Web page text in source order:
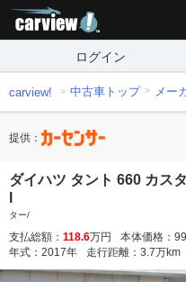
ログイン
carview! 中古車トップ メー
提供：
ダイハツ タント 660 カス
ター/
支払総額： 118.6万円 本体価格：
年式： 2017年 走行距離： 3.7万km